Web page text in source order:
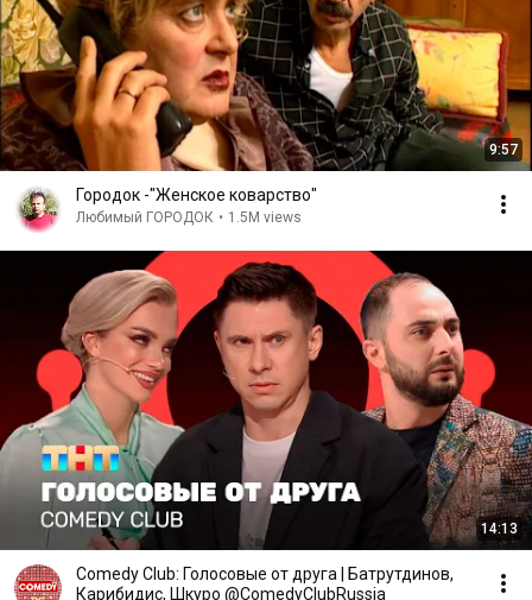
9:57
Городок -"Женское коварство"
Любимый ГОРОДОК • 1.5M views
14:13
Comedy Club: Голосовые от друга | Батрутдинов,
Карибидис, Шкуро @ComedyClubRussia